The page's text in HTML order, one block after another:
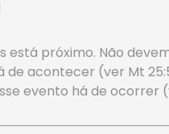
está próximo. Não
acontecer (ver Mt
evento há de ocorrer